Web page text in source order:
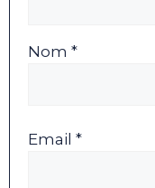
Nom *
Email *